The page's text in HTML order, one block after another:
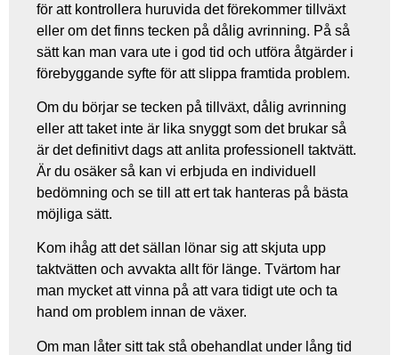
för att kontrollera huruvida det förekommer tillväxt
eller om det finns tecken på dålig avrinning. På så
sätt kan man vara ute i god tid och utföra åtgärder i
förebyggande syfte för att slippa framtida problem.
Om du börjar se tecken på tillväxt, dålig avrinning
eller att taket inte är lika snyggt som det brukar så
är det definitivt dags att anlita professionell taktvätt.
Är du osäker så kan vi erbjuda en individuell
bedömning och se till att ert tak hanteras på bästa
möjliga sätt.
Kom ihåg att det sällan lönar sig att skjuta upp
taktvätten och avvakta allt för länge. Tvärtom har
man mycket att vinna på att vara tidigt ute och ta
hand om problem innan de växer.
Om man låter sitt tak stå obehandlat under lång tid